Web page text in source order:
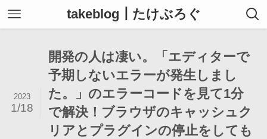
takeblog┃たけぶろぐ
開発の人は凄い。「エディターで
予期しないエラーが発生しまし
た。」のエラーコードを見て1分
で解決！ブラウザのキャッシュク
リアとプラグインの停止をしても
2023
1/18